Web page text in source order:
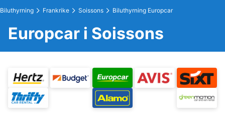
Biluthyrning Frankrike Soissons Biluthyrning Europcar
Europcar i Soissons